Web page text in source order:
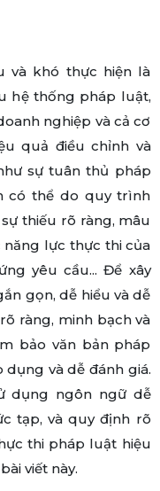
và khó thực hiện là
hệ thống pháp luật,
nghiệp và cả cơ
quả điều chỉnh và
sự tuân thủ pháp
có thể do quy trình
thiếu rõ ràng, mâu
năng lực thực thi của
yêu cầu... Để xây
gọn, dễ hiểu và dễ
ràng, minh bạch và
bảo văn bản pháp
dụng và dễ đánh giá.
dụng ngôn ngữ dễ
tạp, và quy định rõ
thi pháp luật hiệu
viết này.